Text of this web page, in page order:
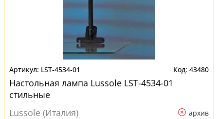
LST-4534-01 43480
Настольная лампа Lussole LST-4534-01
стильные
Lussole (Италия)
архив